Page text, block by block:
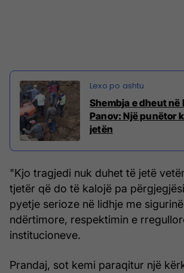
Shembja e dheut në
Panov: Një punëtor
jetën
"Kjo tragjedi nuk duhet të jetë
tjetër që do të kalojë pa
pyetje serioze në lidhje me
ndërtimore, respektimin e
institucioneve.
Prandaj, sot kemi paraqitur një